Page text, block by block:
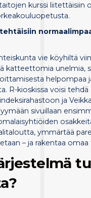
kurssi liitettäisiin
vie köyhiltä
katteettomia unelmia,
helpompaa
R-kioskissa voisi tehdä
ja
sivuillaan
ymmärtää
– ja rakentaa omaa